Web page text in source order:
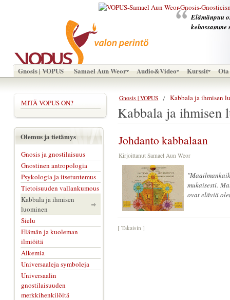
Elämänpuu
Gnosis | VOPUS Samael Aun Weor Audio&Video Kurssit
Gnosis | VOPUS Kabbala ja ihmisen
Kabbala ja ihmisen
Johdanto kabbalaan
Kirjoittanut Samael Aun Weor
"
mukaisesti.
ovat eläviä
[ Takaisin ]
MITÄ VOPUS ON?
Olemus ja tietämys
Gnosis ja gnostilaisuus
Gnostinen antropologia
Psykologia ja itsetuntemus
Tietoisuuden vallankumous
Kabbala ja ihmisen
luominen
Sielu
Elämän ja kuoleman
ilmiöitä
Alkemia
Universaaleja symboleja
Universaalin
gnostilaisuuden
merkkihenkilöitä